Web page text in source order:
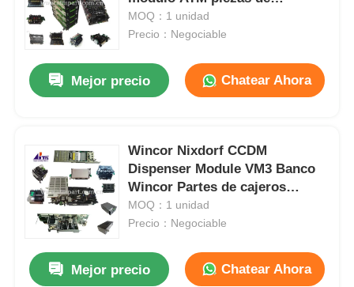
repuesto
MOQ：1 unidad
Precio：Negociable
Mejor precio Chatear Ahora
Wincor Nixdorf CCDM
Dispenser Module VM3 Banco
Wincor Partes de cajeros
automáticos
MOQ：1 unidad
Precio：Negociable
Mejor precio Chatear Ahora